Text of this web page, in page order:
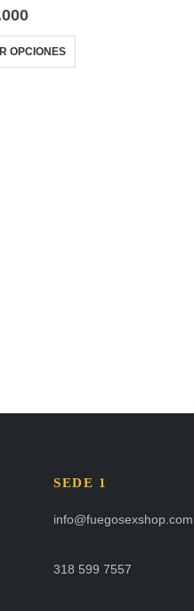
OPCIONES
Este producto tiene múltiples variantes. Las opciones se pueden elegir en la página de producto
SEDE 1
info@fuegosexshop.com
318 599 7557